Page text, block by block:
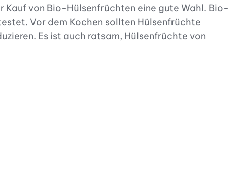
Kauf von Bio-Hülsenfrüchten eine gute Wahl. Bio-
Vor dem Kochen sollten Hülsenfrüchte
Es ist auch ratsam, Hülsenfrüchte von